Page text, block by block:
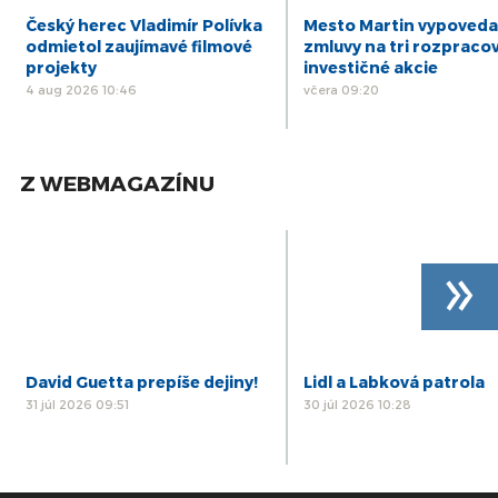
Český herec Vladimír Polívka
odmietol zaujímavé filmové
projekty
4 aug 2026 10:46
Mesto Martin
zmluvy na tri
investičné akcie
včera 09:20
Z WEBMAGAZÍNU
David Guetta prepíše dejiny!
31 júl 2026 09:51
Lidl a Labková patrola
30 júl 2026 10:28
»